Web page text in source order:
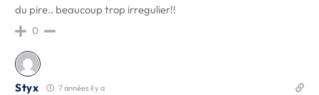
du pire.. beaucoup trop irregulier!!
0
Styx 7 années il y a